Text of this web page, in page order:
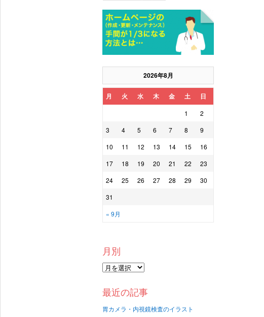
2026年8月
月 火 水 木 金 土 日
« 9月
1
2
3
4 5 6 7 8
9
10
11 12 13 14 15
16
17
18 19 20 21 22
23
24
25 26 27 28 29
30
31
月別
最近の記事
胃カメラ・内視鏡検査のイラスト